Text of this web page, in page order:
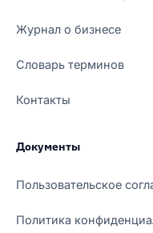
Журнал о бизнесе
Словарь терминов
Контакты
Документы
Пользовательское
Политика